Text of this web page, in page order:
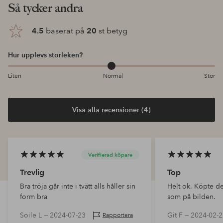
Så tycker andra
4.5 baserat på 20 st betyg
Hur upplevs storleken?
Liten Normal Stor
Visa alla recensioner (4)
Verifierad köpare
Trevlig
Bra tröja går inte i tvätt alls håller sin
form bra
Soile L — 2024-07-23 Rapportera
Top
Helt ok. Köpte
som på bilden.
Git F — 2024-02-